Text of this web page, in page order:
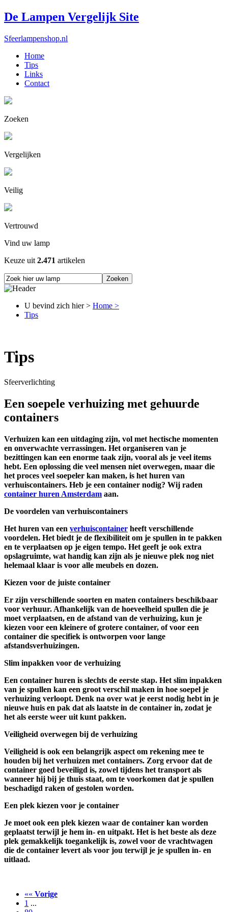
De Lampen Vergelijk Site
Sfeerlampenshop.nl
Home
Tips
Links
Contact
Zoeken
Vergelijken
Veilig
Vertrouwd
Vind uw lamp
Keuze uit 2.471 artikelen
U bevind zich hier > Home >
Tips
Tips
Sfeerverlichting
Een soepele verhuizing met gehuurde
containers
Verhuizen kan een uitdaging zijn, vol met hectische momenten
en onverwachte verrassingen. Het organiseren van je
bezittingen kan een enorme taak zijn, vooral als je veel items
hebt. Een oplossing die veel mensen niet overwegen, maar die
het proces veel soepeler kan maken, is het huren van
verhuiscontainers. Heb je een container nodig? Wij raden
container huren Amsterdam aan.
De voordelen van verhuiscontainers
Het huren van een verhuiscontainer heeft verschillende
voordelen. Het biedt je de flexibiliteit om je spullen in te pakken
en te verplaatsen op je eigen tempo. Het geeft je ook extra
opslagruimte, wat handig kan zijn als je nieuwe plek nog niet
helemaal klaar is voor alle meubels en dozen.
Kiezen voor de juiste container
Er zijn verschillende soorten en maten containers beschikbaar
voor verhuur. Afhankelijk van de hoeveelheid spullen die je
moet verplaatsen, en de afstand van de verhuizing, kun je
kiezen voor een kleinere of grotere container, of voor een
container die specifiek is ontworpen voor lange
afstandsverhuizingen.
Slim inpakken voor de verhuizing
Een container huren is slechts de eerste stap. Het slim inpakken
van je spullen kan een groot verschil maken in hoe soepel je
verhuizing verloopt. Denk na over wat je eerst nodig hebt in je
nieuwe huis en pak dat als laatste in de container in, zodat je
het als eerste weer uit kunt pakken.
Veiligheid overwegen bij de verhuizing
Veiligheid is ook een belangrijk aspect om rekening mee te
houden bij het verhuizen met containers. Zorg ervoor dat de
container goed beveiligd is, zowel tijdens het transport als
wanneer hij bij je thuis staat, om te voorkomen dat je spullen
beschadigd raken of gestolen worden.
Een plek kiezen voor je container
Je moet ook een plek kiezen waar de container kan worden
geplaatst terwijl je hem in- en uitpakt. Het is het beste als deze
plek gemakkelijk toegankelijk is, zowel voor de vrachtwagen
die de container levert als voor jou terwijl je je spullen in- en
uitlaad.
«« Vorige
1 ...